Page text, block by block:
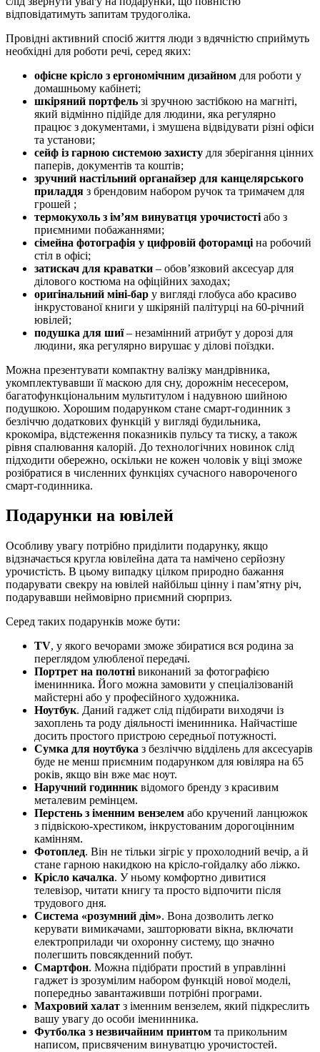
відповідатимуть запитам трудоголіка.
Провідні активний спосіб життя люди з вдячністю сприймуть
необхідні для роботи речі, серед яких:
офісне крісло з ергономічним дизайном для роботи у
домашньому кабінеті;
шкіряний портфель зі зручною застібкою на магніті,
який відмінно підійде для людини, яка регулярно
працює з документами, і змушена відвідувати різні офіси
та установи;
сейф із гарною системою захисту для зберігання цінних
паперів, документів та коштів;
зручний настільний органайзер для канцелярського
приладдя з брендовим набором ручок та тримачем для
грошей ;
термокухоль з ім’ям винуватця урочистості або з
приємними побажаннями;
сімейна фотографія у цифровій фоторамці на робочий
стіл в офісі;
затискач для краватки – обов’язковий аксесуар для
ділового костюма на офіційних заходах;
оригінальний міні-бар у вигляді глобуса або красиво
інкрустованої книги у шкіряній палітурці на 60-річний
ювілей;
подушка для шиї– незамінний атрибут у дорозі для
людини, яка регулярно вирушає у ділові поїздки.
Можна презентувати компактну валізку мандрівника,
укомплектувавши її маскою для сну, дорожнім несесером,
багатофункціональним мультитулом і надувною шийною
подушкою. Хорошим подарунком стане смарт-годинник з
безліччю додаткових функцій у вигляді будильника,
крокоміра, відстеження показників пульсу та тиску, а також
рівня спалювання калорій. До технологічних новинок слід
підходити обережно, оскільки не кожен чоловік у віці зможе
розібратися в численних функціях сучасного навороченого
смарт-годинника.
Подарунки на ювілей
Особливу увагу потрібно приділити подарунку, якщо
відзначається кругла ювілейна дата та намічено серйозну
урочистість. В цьому випадку цілком природно бажання
подарувати свекру на ювілей найбільш цінну і пам’ятну річ,
подарувавши неймовірно приємний сюрприз.
Серед таких подарунків може бути:
TV, у якого вечорами зможе збиратися вся родина за
переглядом улюбленої передачі.
Портрет на полотні виконаний за фотографією
іменинника. Його можна замовити у спеціалізованій
майстерні або у професійного художника.
Ноутбук. Даний гаджет слід підбирати виходячи із
захоплень та роду діяльності іменинника. Найчастіше
досить простого пристрою середньої потужності.
Сумка для ноутбука з безліччю відділень для аксесуарів
буде не менш приємним подарунком для ювіляра на 65
років, якщо він вже має ноут.
Наручний годинник відомого бренду з красивим
металевим ремінцем.
Перстень з іменним вензелем або кручений ланцюжок
з підвіскою-хрестиком, інкрустованим дорогоцінним
камінням.
Фотоплед. Він не тільки зігріє у прохолодний вечір, а й
стане гарною накидкою на крісло-гойдалку або ліжко.
Крісло качалка. У ньому комфортно дивитися
телевізор, читати книгу та просто відпочити після
трудового дня.
Система «розумний дім». Вона дозволить легко
керувати вимикачами, зашторювати вікна, включати
електроприлади чи охоронну систему, що значно
полегшить повсякденний побут.
Смартфон. Можна підібрати простий в управлінні
гаджет із зрозумілим набором функцій нової моделі,
попередньо завантаживши потрібні програми.
Махровий халат з іменним вензелем, який підкреслить
вашу увагу до особи іменинника.
Футболка з незвичайним принтом та прикольним
написом, присвяченим винуватцю урочистостей.